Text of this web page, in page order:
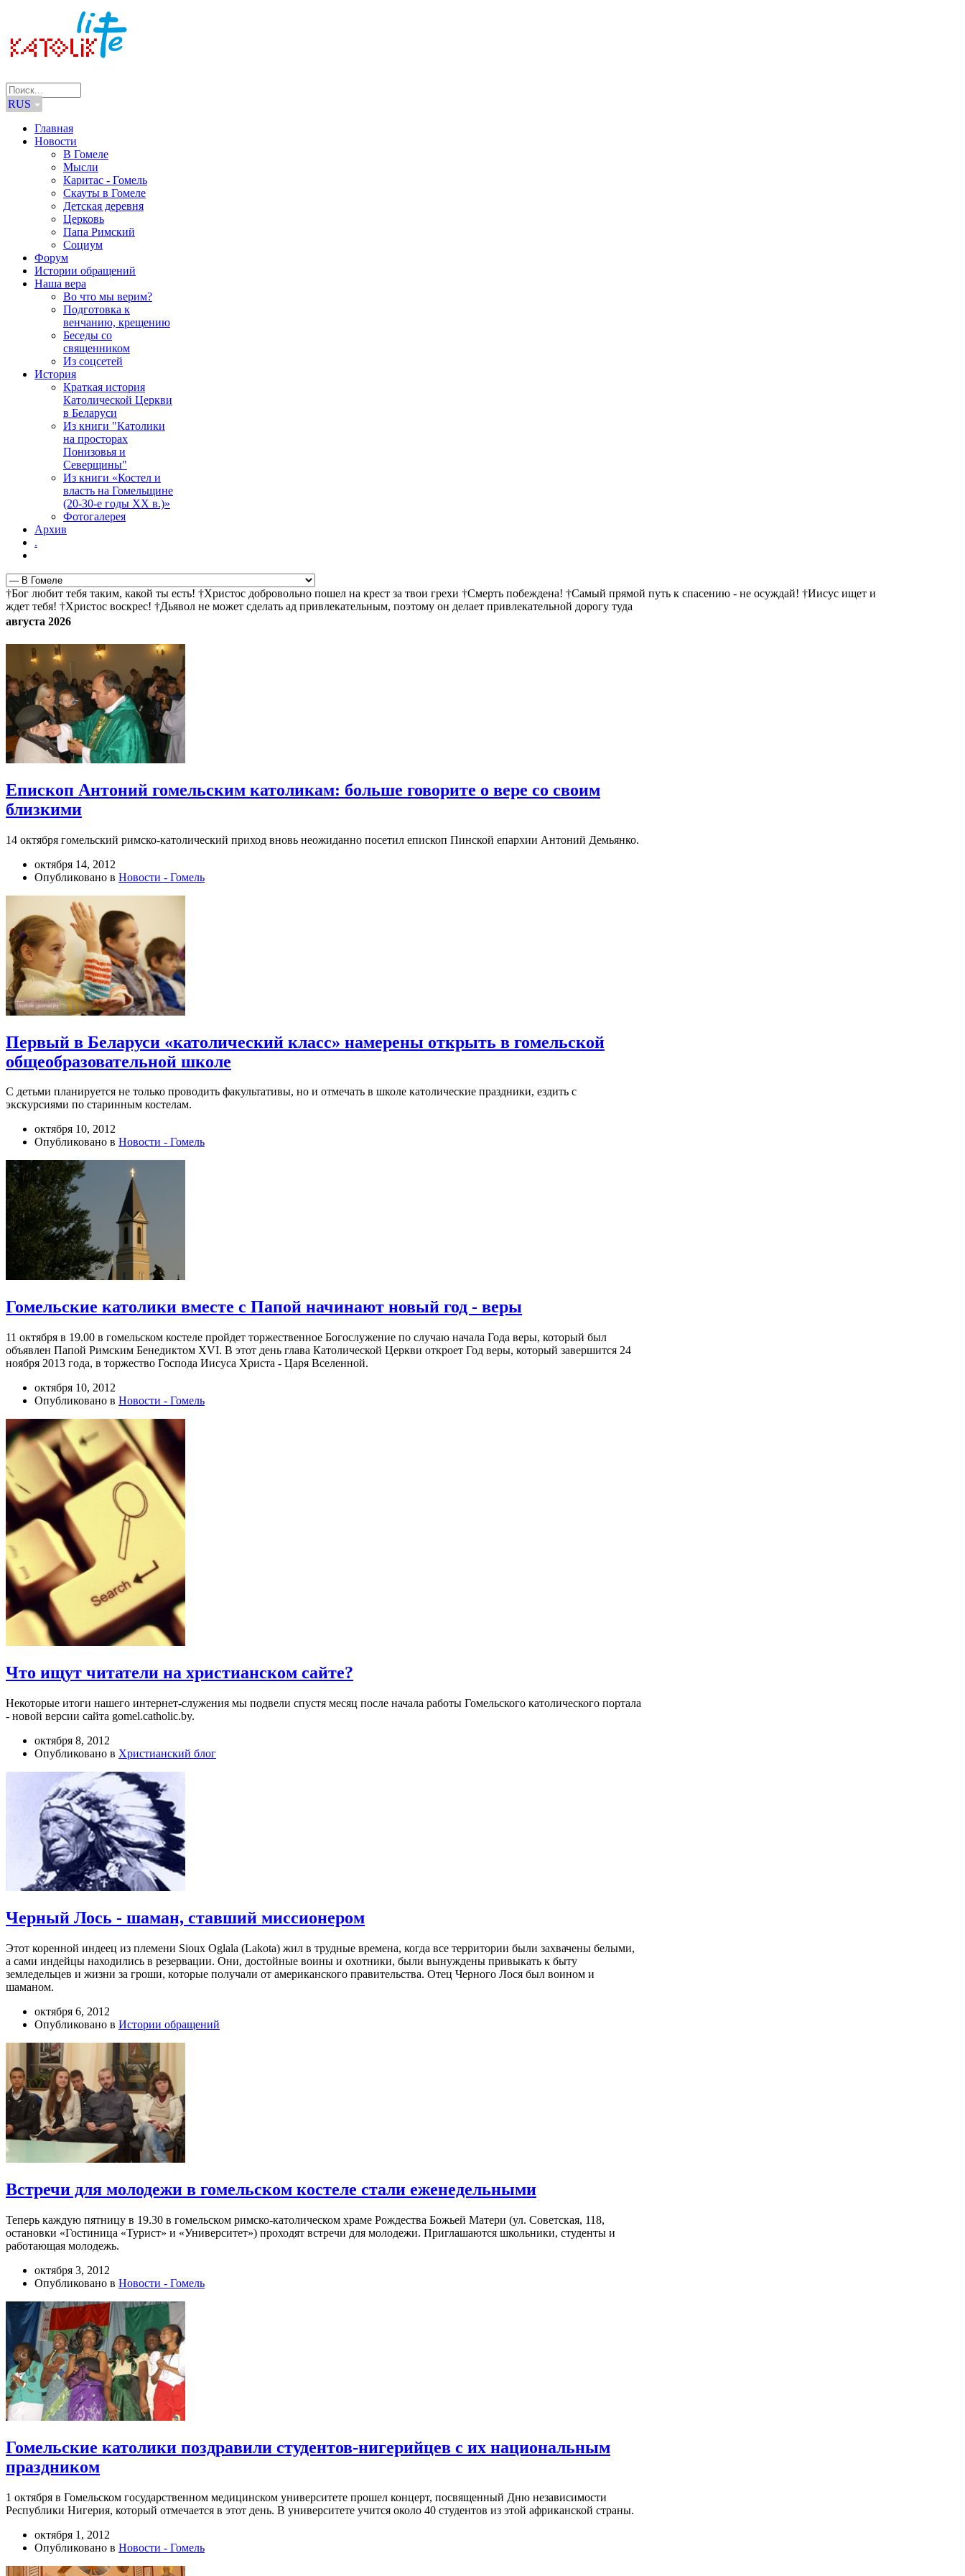
RUS
Главная
Новости
В Гомеле
Мысли
Каритас - Гомель
Скауты в Гомеле
Детская деревня
Церковь
Папа Римский
Социум
Форум
Истории обращений
Наша вера
Во что мы верим?
Подготовка к
венчанию, крещению
Беседы со
священником
Из соцсетей
История
Краткая история
Католической Церкви
в Беларуси
Из книги "Католики
на просторах
Понизовья и
Северщины"
Из книги «Костел и
власть на Гомельщине
(20-30-е годы ХХ в.)»
Фотогалерея
Архив
.
†Бог любит тебя таким, какой ты есть! †Христос добровольно пошел на крест за твои грехи †Смерть побеждена! †Самый прямой путь к спасению - не осуждай! †Иисус ищет и
ждет тебя! †Христос воскрес! †Дьявол не может сделать ад привлекательным, поэтому он делает привлекательной дорогу туда
августа 2026
Епископ Антоний гомельским католикам: больше говорите о вере со своим
близкими
14 октября гомельский римско-католический приход вновь неожиданно посетил епископ Пинской епархии Антоний Демьянко.
октября 14, 2012
Опубликовано в Новости - Гомель
Первый в Беларуси «католический класс» намерены открыть в гомельской
общеобразовательной школе
С детьми планируется не только проводить факультативы, но и отмечать в школе католические праздники, ездить с
экскурсиями по старинным костелам.
октября 10, 2012
Опубликовано в Новости - Гомель
Гомельские католики вместе с Папой начинают новый год - веры
11 октября в 19.00 в гомельском костеле пройдет торжественное Богослужение по случаю начала Года веры, который был
объявлен Папой Римским Бенедиктом XVI. В этот день глава Католической Церкви откроет Год веры, который завершится 24
ноября 2013 года, в торжество Господа Иисуса Христа - Царя Вселенной.
октября 10, 2012
Опубликовано в Новости - Гомель
Что ищут читатели на христианском сайте?
Некоторые итоги нашего интернет-служения мы подвели спустя месяц после начала работы Гомельского католического портала
- новой версии сайта gomel.catholic.by.
октября 8, 2012
Опубликовано в Христианский блог
Черный Лось - шаман, ставший миссионером
Этот коренной индеец из племени Sioux Oglala (Lakota) жил в трудные времена, когда все территории были захвачены белыми,
а сами индейцы находились в резервации. Они, достойные воины и охотники, были вынуждены привыкать к быту
земледельцев и жизни за гроши, которые получали от американского правительства. Отец Черного Лося был воином и
шаманом.
октября 6, 2012
Опубликовано в Истории обращений
Встречи для молодежи в гомельском костеле стали еженедельными
Теперь каждую пятницу в 19.30 в гомельском римско-католическом храме Рождества Божьей Матери (ул. Советская, 118,
остановки «Гостиница «Турист» и «Университет») проходят встречи для молодежи. Приглашаются школьники, студенты и
работающая молодежь.
октября 3, 2012
Опубликовано в Новости - Гомель
Гомельские католики поздравили студентов-нигерийцев с их национальным
праздником
1 октября в Гомельском государственном медицинском университете прошел концерт, посвященный Дню независимости
Республики Нигерия, который отмечается в этот день. В университете учится около 40 студентов из этой африканской страны.
октября 1, 2012
Опубликовано в Новости - Гомель